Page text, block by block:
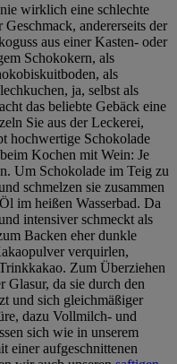
wirklich eine schlechte
andererseits der
aus einer Kasten- oder
Schokokern, als
als
ja, selbst als
das beliebte Gebäck eine
Sie aus der Leckerei,
hochwertige Schokolade
Kochen mit Wein: Je
Um Schokolade im Teig zu
schmelzen sie zusammen
im heißen Wasserbad. Da
intensiver schmeckt als
Backen eher dunkle
verquirlen,
Zum Überziehen
da sie durch den
und sich gleichmäßiger
dazu Vollmilch- und
sich wie in unserem
einer aufgeschnittenen